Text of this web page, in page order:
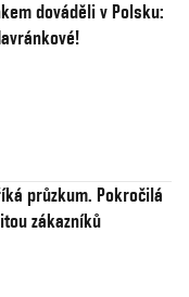
dováděli v Polsku:
průzkum. Pokročilá
zákazníků